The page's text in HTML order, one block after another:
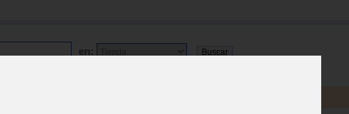
en: